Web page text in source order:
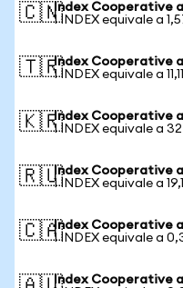
🇨🇳Index Cooperative
1 INDEX equivale a
🇹🇷Index Cooperative
1 INDEX equivale a
🇰🇷Index Cooperative
1 INDEX equivale a
🇷🇺Index Cooperative
1 INDEX equivale a
🇨🇦Index Cooperative
1 INDEX equivale a
Index Cooperative